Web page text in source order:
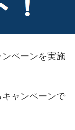
ペーンを実施
ャンペーンで